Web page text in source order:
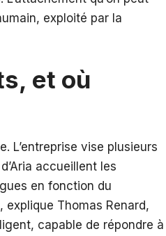
exploité par la
et où
L’entreprise vise plusieurs
accueillent les
en fonction du
explique Thomas Renard,
capable de répondre à